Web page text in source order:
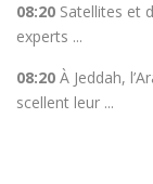
08:20 Satellites et
experts ...
08:20 À Jeddah,
scellent leur ...